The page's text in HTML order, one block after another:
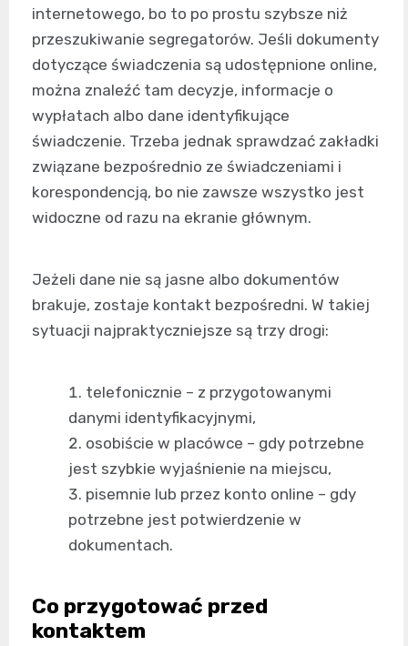
internetowego, bo to po prostu szybsze niż
przeszukiwanie segregatorów. Jeśli dokumenty
dotyczące świadczenia są udostępnione online,
można znaleźć tam decyzje, informacje o
wypłatach albo dane identyfikujące
świadczenie. Trzeba jednak sprawdzać zakładki
związane bezpośrednio ze świadczeniami i
korespondencją, bo nie zawsze wszystko jest
widoczne od razu na ekranie głównym.
Jeżeli dane nie są jasne albo dokumentów
brakuje, zostaje kontakt bezpośredni. W takiej
sytuacji najpraktyczniejsze są trzy drogi:
telefonicznie – z przygotowanymi
danymi identyfikacyjnymi,
osobiście w placówce – gdy potrzebne
jest szybkie wyjaśnienie na miejscu,
pisemnie lub przez konto online – gdy
potrzebne jest potwierdzenie w
dokumentach.
Co przygotować przed
kontaktem